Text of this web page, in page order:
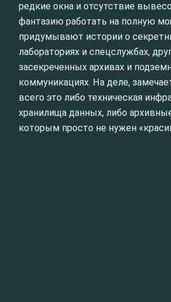
редкие окна и отсутствие
фантазию работать на полную
придумывают истории о
лабораториях и спецслужбах,
засекреченных архивах и
коммуникациях. На деле,
всего это либо техническая
хранилища данных, либо
которым просто не нужен